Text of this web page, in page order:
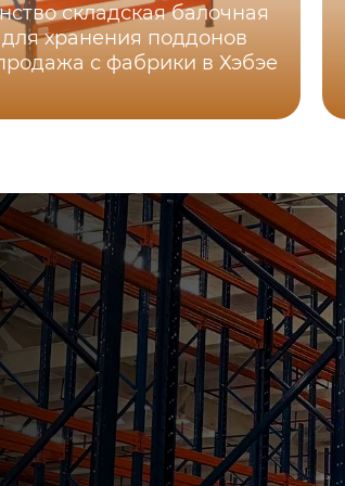
складская балочная
хранения поддонов
с фабрики в Хэбэе